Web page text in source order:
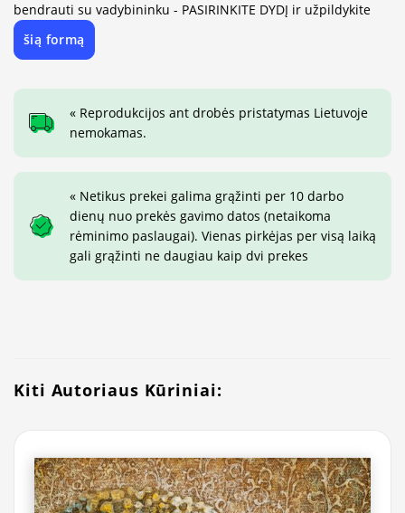
bendrauti su vadybininku - PASIRINKITE DYDĮ ir užpildykite
šią formą
« Reprodukcijos ant drobės pristatymas Lietuvoje
nemokamas.
« Netikus prekei galima grąžinti per 10 darbo
dienų nuo prekės gavimo datos (netaikoma
rėminimo paslaugai). Vienas pirkėjas per visą laiką
gali grąžinti ne daugiau kaip dvi prekes
Kiti Autoriaus Kūriniai: